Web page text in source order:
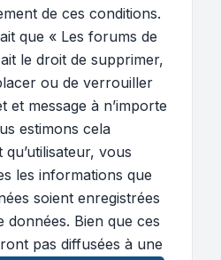
de ces conditions.
que « Les forums de
le droit de supprimer,
ou de verrouiller
et message à n’importe
estimons cela
vous
les informations que
soient enregistrées
données. Bien que ces
pas diffusées à une